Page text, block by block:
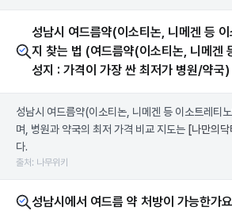
성남시 여드름약(이소티논, 니메겐 등
지 찾는 법 (여드름약(이소티논, 니메겐
성지 : 가격이 가장 싼 최저가 병원/약국)
성남시 여드름약(이소티논, 니메겐 등 이소트레티
며, 병원과 약국의 최저 가격 비교 지도는 [나만의닥
다.
출처: 나무위키
성남시에서 여드름 약 처방이 가능한가